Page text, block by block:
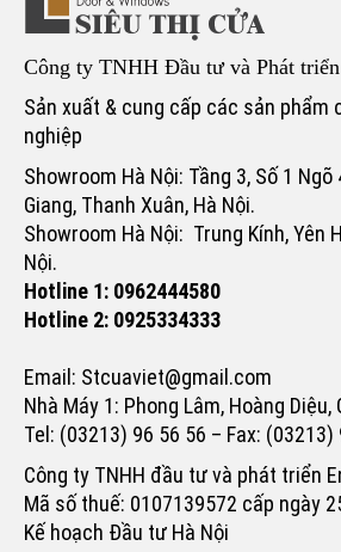
Công ty TNHH Đầu tư và Phát
Sản xuất & cung cấp các sản phẩm
nghiệp
Showroom Hà Nội: Tầng 3, Số 1 Ngõ
Giang, Thanh Xuân, Hà Nội.
Showroom Hà Nội: Trung Kính, Yên
Nội.
Hotline 1: 0962444580
Hotline 2: 0925334333
Email: Stcuaviet@gmail.com
Nhà Máy 1: Phong Lâm, Hoàng Diệu,
Tel: (03213) 96 56 56 – Fax: (03213)
Công ty TNHH đầu tư và phát triển
Mã số thuế: 0107139572 cấp ngày
Kế hoạch Đầu tư Hà Nội